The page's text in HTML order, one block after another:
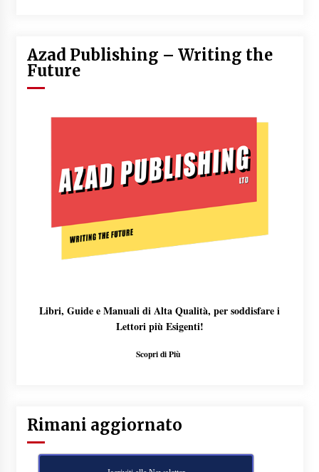
Azad Publishing – Writing the
Future
Libri, Guide e Manuali di Alta Qualità, per soddisfare i
Lettori più Esigenti!
Scopri di Più
Rimani aggiornato